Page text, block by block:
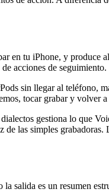
en tu iPhone, y
acciones de seguimiento.
sin llegar al teléfono,
tocar grabar y volver
gestiona lo que
las simples
salida es un resumen